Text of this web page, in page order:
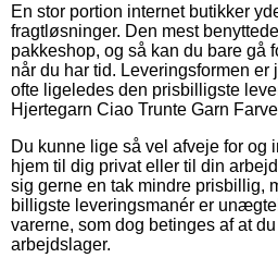
En stor portion internet butikker
fragtløsninger. Den mest
pakkeshop, og så kan du bare gå
når du har tid. Leveringsformen er
ofte ligeledes den prisbilligste
Hjertegarn Ciao Trunte Garn
Du kunne lige så vel afveje for og
hjem til dig privat eller til din
sig gerne en tak mindre prisbillig,
billigste leveringsmanér er
varerne, som dog betinges af at
arbejdslager.